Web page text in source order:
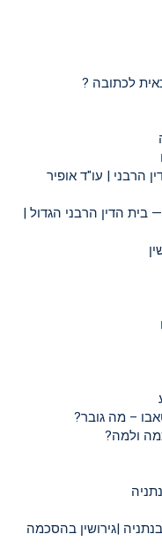
לכתובה ?
הרבני | עו"ד אופיר
בית הדין הרבני הגדול |
– מה גובר?
ולמה?
בנתניה |גירושין בהסכמה